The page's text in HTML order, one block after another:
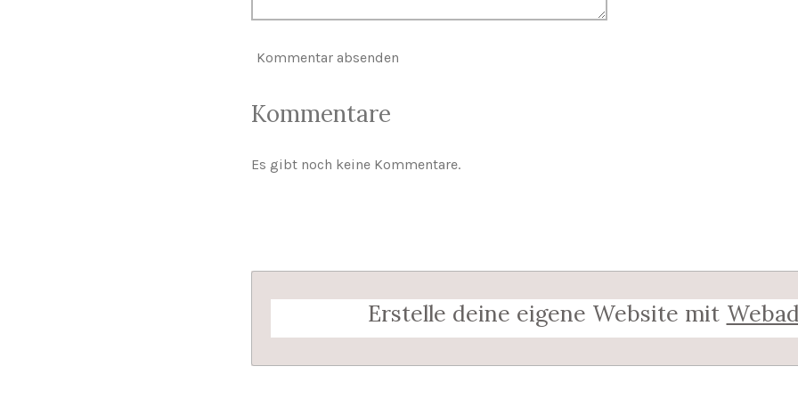
Kommentar absenden
Kommentare
Es gibt noch keine Kommentare.
Erstelle deine eigene Website mit